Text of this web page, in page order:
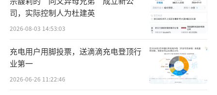
川的一张文化形象名片，也是传递热情与温暖
的使者；而白酒，作为中华大地传承千年的文
化情感纽带，是餐桌上不可或缺的一部分。正
如注册元老级中国烹饪大师、川菜大师彭子渝
现场所言，“‘火锅配酒’，是四川人热辣中
带着安逸、滚烫里藏着舒适的生活哲学。”
司，实际控制人为杜建英
2026-08-03 14:53:03
充电用户用脚投票，送滴滴充电登顶行
业第一
2026-06-26 11:22:46